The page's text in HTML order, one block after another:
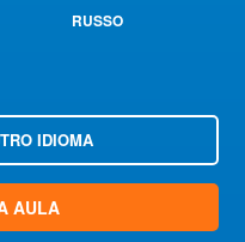
RUSSO
IDIOMA
AULA